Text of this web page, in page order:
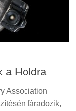
a Holdra
Association
fáradozik,